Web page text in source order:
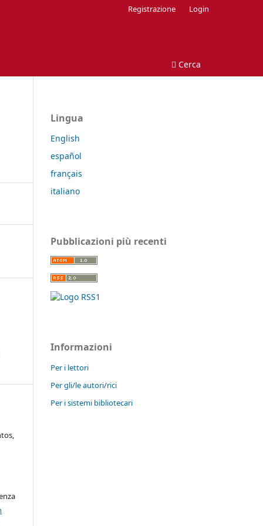
Cerca
Registrazione Login
Lingua
English
español
français
italiano
Pubblicazioni più recenti
Informazioni
Per i lettori
Per gli/le autori/rici
Per i sistemi bibliotecari